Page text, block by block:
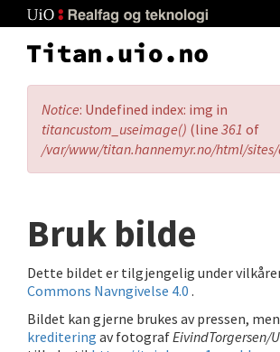
to
main
Error
message
Notice: Undefined index: img in
titancustom_useimage() (line 361 of
/var/www/titan.hannemyr.no/html/
Bruk bilde
Dette bildet er tilgjengelig under
Commons Navngivelse 4.0 .
Bildet kan gjerne brukes av pressen,
kreditering av fotografEivindTorgersen/